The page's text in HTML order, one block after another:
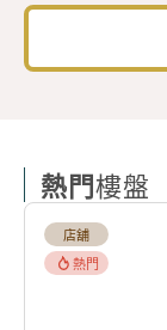
熱門樓盤
店舖
熱門